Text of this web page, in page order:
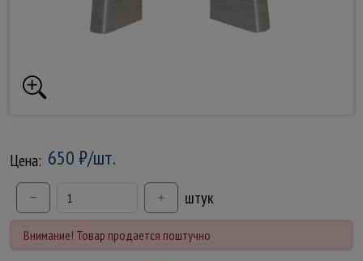
Цена: 650 ₽/шт.
штук
Внимание! Товар продается поштучно